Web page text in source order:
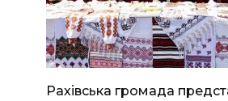
Рахівська громада